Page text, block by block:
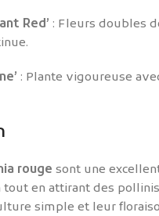
Red’ : Fleurs doubles
: Plante vigoureuse
rouge sont une
en attirant des
simple et leur